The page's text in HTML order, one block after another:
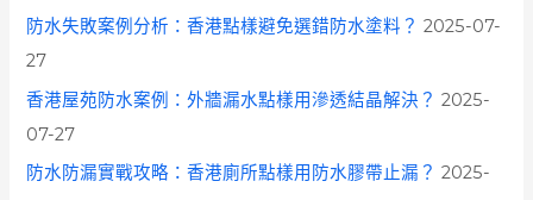
防水失敗案例分析：香港點樣避免選錯防水塗料？ 2025-07-
27
香港屋苑防水案例：外牆漏水點樣用滲透結晶解決？ 2025-
07-27
防水防漏實戰攻略：香港廁所點樣用防水膠帶止漏？ 2025-